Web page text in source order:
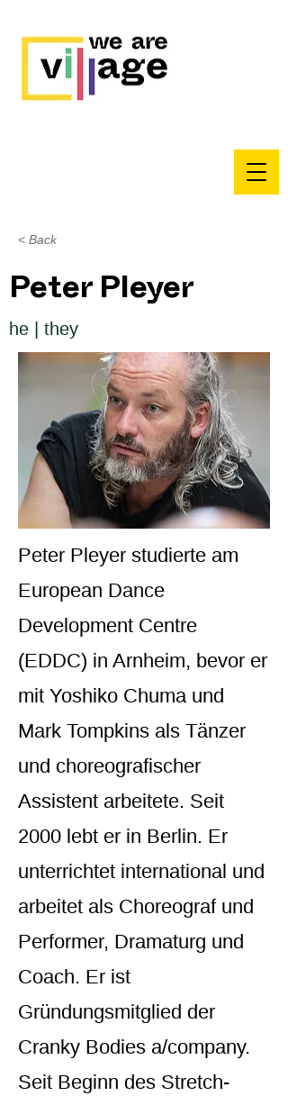
< Back
Peter Pleyer
he | they
Peter Pleyer studierte am
European Dance
Development Centre
(EDDC) in Arnheim, bevor er
mit Yoshiko Chuma und
Mark Tompkins als Tänzer
und choreografischer
Assistent arbeitete. Seit
2000 lebt er in Berlin. Er
unterrichtet international und
arbeitet als Choreograf und
Performer, Dramaturg und
Coach. Er ist
Gründungsmitglied der
Cranky Bodies a/company.
Seit Beginn des Stretch-